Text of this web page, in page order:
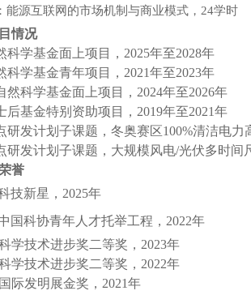
能源互联网的市场机制与商业模式， 24学时
情况
科学基金面上项目， 2025年至2028年
科学基金青年项目， 2021年至2023年
然科学基金面上项目， 2024年至2026年
后基金特别资助项目， 2019年至2021年
研发计划子课题，冬奥赛区100%清洁电力
研发计划子课题，大规模风电/光伏多时间
誉
技新星， 2025年
国科协青年人才托举工程， 2022年
学技术进步奖二等奖， 2023年
学技术进步奖二等奖， 2022年
际发明展金奖， 2021年